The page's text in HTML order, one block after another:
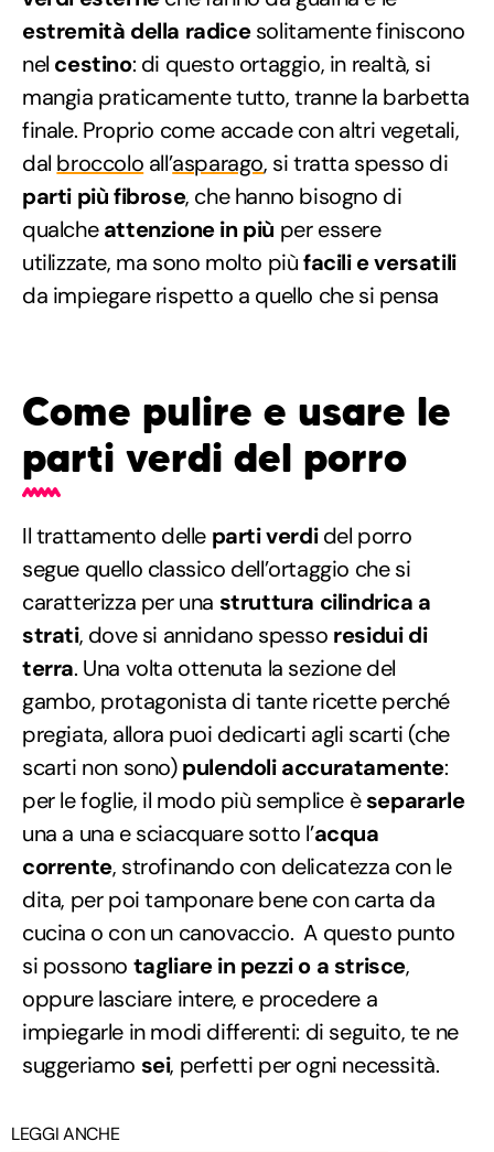
estremità della radicesolitamente finiscono
nel cestino: di questo ortaggio, in realtà, si
mangia praticamente tutto, tranne la barbetta
finale. Proprio come accade con altri vegetali,
dal broccolo all’asparago, si tratta spesso di
parti più fibrose, che hanno bisogno di
qualcheattenzione in più per essere
utilizzate, ma sono molto piùfacili e versatili
da impiegare rispetto a quello che si pensa
Come pulire e usare le
parti verdi del porro
Il trattamento delle parti verdidel porro
segue quello classico dell’ortaggio che si
caratterizza per una struttura cilindrica a
strati, dove si annidano spesso residui di
terra. Una volta ottenuta la sezione del
gambo, protagonista di tante ricette perché
pregiata, allora puoi dedicarti agli scarti (che
scarti non sono)pulendoli accuratamente:
per le foglie, il modo più semplice èsepararle
una a una e sciacquare sotto l’acqua
corrente, strofinando con delicatezza con le
dita, per poi tamponare bene con carta da
cucina o con un canovaccio. A questo punto
si possono tagliare in pezzi o a strisce,
oppure lasciare intere, e procedere a
impiegarle in modi differenti: di seguito, te ne
suggeriamo sei, perfetti per ogni necessità.
LEGGI ANCHE